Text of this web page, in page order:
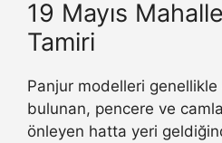
19 Mayıs
Tamiri
Panjur modelleri
bulunan, pencere ve
önleyen hatta yeri